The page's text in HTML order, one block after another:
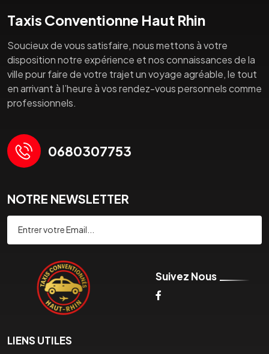
Taxis Conventionne Haut Rhin
Soucieux de vous satisfaire, nous mettons à votre
disposition notre expérience et nos connaissances de la
ville pour faire de votre trajet un voyage agréable, le tout
en arrivant à l’heure à vos rendez-vous personnels comme
professionnels.
0680307753
NOTRE NEWSLETTER
Suivez Nous
LIENS UTILES